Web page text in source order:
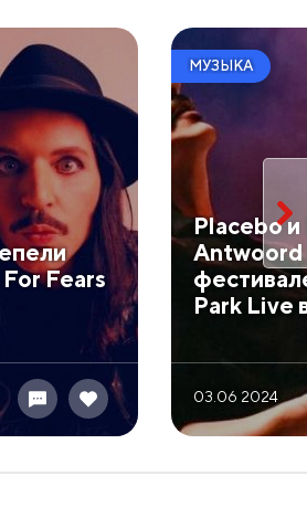
Fears
МУЗЫКА
Placebo и
Antwoord
Park Live
03.06 2024